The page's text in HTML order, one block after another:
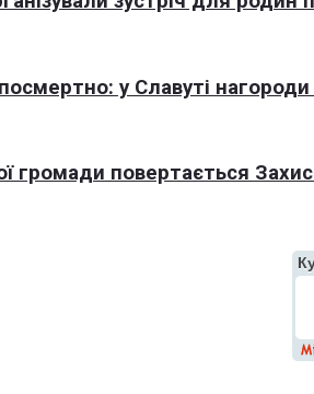
у Славуті
громади повертається